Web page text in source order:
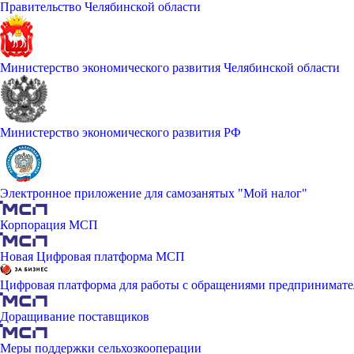
Правительство Челябинской области
Министерство экономического развития Челябинской области
Министерство экономического развития РФ
Электронное приложение для самозанятых "Мой налог"
Корпорация МСП
Новая Цифровая платформа МСП
Цифровая платформа для работы с обращениями
Доращивание поставщиков
Меры поддержки сельхозкооперации